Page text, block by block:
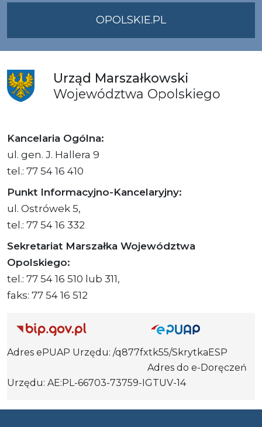
OPOLSKIE.PL
Urząd Marszałkowski
Województwa Opolskiego
Kancelaria Ogólna:
ul. gen. J. Hallera 9
tel.: 77 54 16 410
Punkt Informacyjno-Kancelaryjny:
ul. Ostrówek 5,
tel.: 77 54 16 332
Sekretariat Marszałka Województwa
Opolskiego:
tel.: 77 54 16 510 lub 311,
faks: 77 54 16 512
Adres ePUAP Urzędu: /q877fxtk55/SkrytkaESP
Adres do e-Doręczeń
Urzędu: AE:PL-66703-73759-IGTUV-14